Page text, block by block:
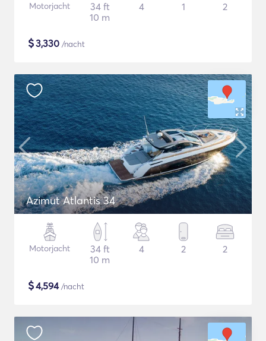
Motorjacht
34 ft
10 m
4 1 2
$3,330 /nacht
Azimut Atlantis 34
Motorjacht
34 ft
10 m
4 2 2
$4,594/nacht